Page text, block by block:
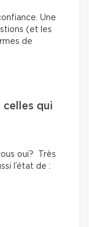
Une
(et les
de
celles qui
oui? Très
l’état de :